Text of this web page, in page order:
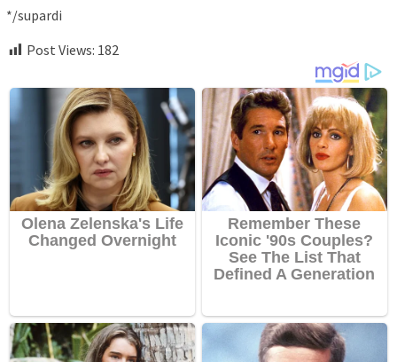
*/supardi
Post Views: 182